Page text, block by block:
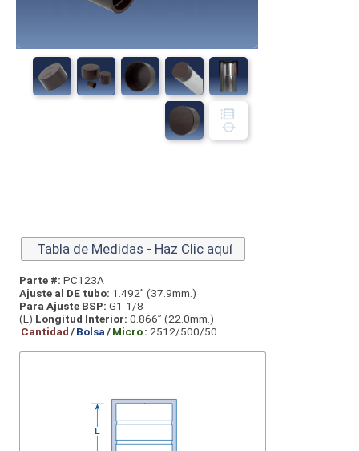
Tabla de Medidas - Haz Clic aquí
Parte #: PC123A
Ajuste al DE tubo: 1.492” (37.9mm.)
Para Ajuste BSP: G1-1/8
(L) Longitud Interior: 0.866” (22.0mm.)
Cantidad/Bolsa/Micro: 2512/500/50